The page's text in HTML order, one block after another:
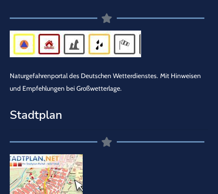
Naturgefahrenportal des Deutschen Wetterdienstes. Mit Hinweisen
und Empfehlungen bei Großwetterlage.
Stadtplan